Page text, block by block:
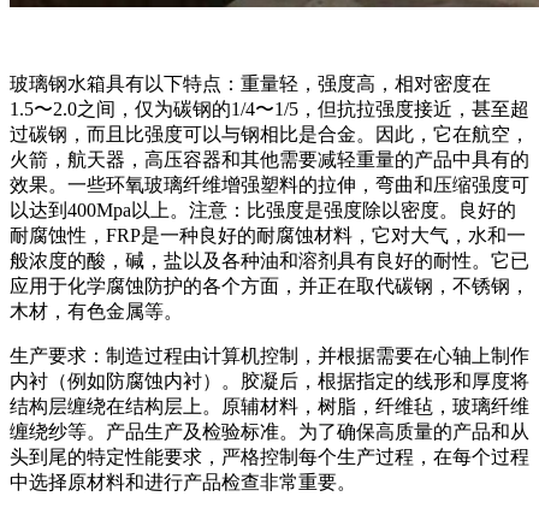
玻璃钢水箱具有以下特点：重量轻，强度高，相对密度在
1.5〜2.0之间，仅为碳钢的1/4〜1/5，但抗拉强度接近，甚至超
过碳钢，而且比强度可以与钢相比是合金。因此，它在航空，
火箭，航天器，高压容器和其他需要减轻重量的产品中具有的
效果。一些环氧玻璃纤维增强塑料的拉伸，弯曲和压缩强度可
以达到400Mpa以上。注意：比强度是强度除以密度。良好的
耐腐蚀性，FRP是一种良好的耐腐蚀材料，它对大气，水和一
般浓度的酸，碱，盐以及各种油和溶剂具有良好的耐性。它已
应用于化学腐蚀防护的各个方面，并正在取代碳钢，不锈钢，
木材，有色金属等。
生产要求：制造过程由计算机控制，并根据需要在心轴上制作
内衬（例如防腐蚀内衬）。胶凝后，根据指定的线形和厚度将
结构层缠绕在结构层上。原辅材料，树脂，纤维毡，玻璃纤维
缠绕纱等。产品生产及检验标准。为了确保高质量的产品和从
头到尾的特定性能要求，严格控制每个生产过程，在每个过程
中选择原材料和进行产品检查非常重要。